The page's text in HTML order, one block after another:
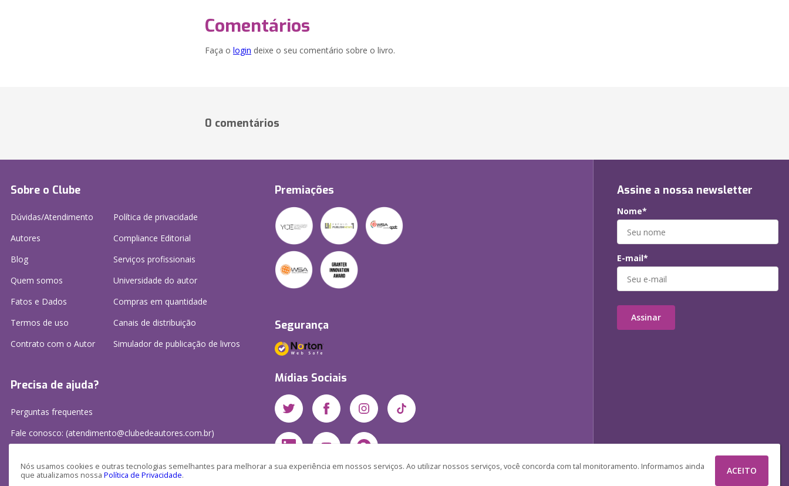
Nós usamos cookies e outras tecnologias semelhantes para melhorar a sua experiência em nossos serviços. Ao utilizar nossos serviços, você concorda com tal monitoramento. Informamos ainda
que atualizamos nossa Política de Privacidade. ACEITO
Comentários
Faça o login deixe o seu comentário sobre o livro.
0 comentários
Sobre o Clube
Dúvidas/Atendimento
Autores
Blog
Quem somos
Fatos e Dados
Termos de uso
Contrato com o Autor
Política de privacidade
Compliance Editorial
Serviços profissionais
Universidade do autor
Compras em quantidade
Canais de distribuição
Simulador de publicação de livros
Precisa de ajuda?
Perguntas frequentes
Fale conosco: (atendimento@clubedeautores.com.br)
Premiações
Segurança
Mídias Sociais
Assine a nossa newsletter
Nome*
E-mail*
Assinar
Clube de Autores Publicações S/A - CNPJ: 16.779.786/0001-27